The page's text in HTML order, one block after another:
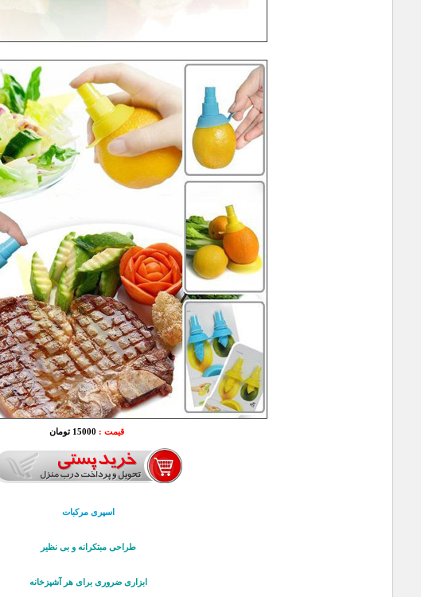
قیمت : 15000 تومان
اسپری مرکبات
طراحی مبتکرانه و بی نظیر
ابزاری ضروری برای هر آشپزخانه